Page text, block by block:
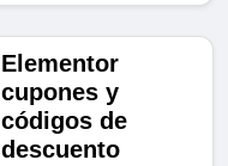
Elementor
cupones y
códigos de
descuento